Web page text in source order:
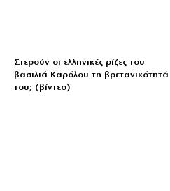
Στερούν οι ελληνικές ρίζες του
βασιλιά Καρόλου τη βρετανικότητά
του; (βίντεο)